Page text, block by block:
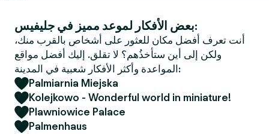
d
e
r
بعض الأفكار لموعد مميز في جليفيس:
أنت تعرف أفضل مكان للعثور على أشخاص بالقرب منك،
ولكن إلى أين ستأخذُهم؟ لا تقلق. إليك أفضل مواقع
المواعدة وأكثر الأفكار شعبية في المدينة:
Palmiarnia Miejska
Kolejkowo - Wonderful world in miniature!
Plawniowice Palace
Palmenhaus